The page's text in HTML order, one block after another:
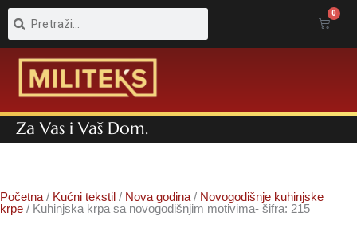
Pretraga 0
Cart
Za Vas i Vaš Dom.
Početna / Kućni tekstil / Nova godina / Novogodišnje kuhinjske
krpe / Kuhinjska krpa sa novogodišnjim motivima- šifra: 215